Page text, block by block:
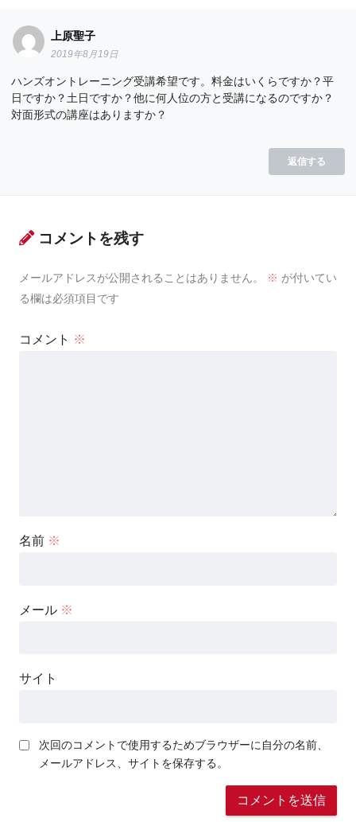
上原聖子
2019年8月19日
ハンズオントレーニング受講希望です。料金はいくらですか？平
日ですか？土日ですか？他に何人位の方と受講になるのですか？
対面形式の講座はありますか？
返信する
コメントを残す
メールアドレスが公開されることはありません。 ※ が付いてい
る欄は必須項目です
コメント ※
名前 ※
メール ※
サイト
次回のコメントで使用するためブラウザーに自分の名前、
メールアドレス、サイトを保存する。